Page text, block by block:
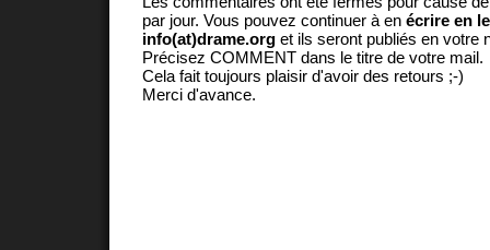
par jour. Vous pouvez continuer à en écrire en
info(at)drame.org et ils seront publiés en votre
Précisez COMMENT dans le titre de votre mail.
Cela fait toujours plaisir d'avoir des retours ;-)
Merci d'avance.